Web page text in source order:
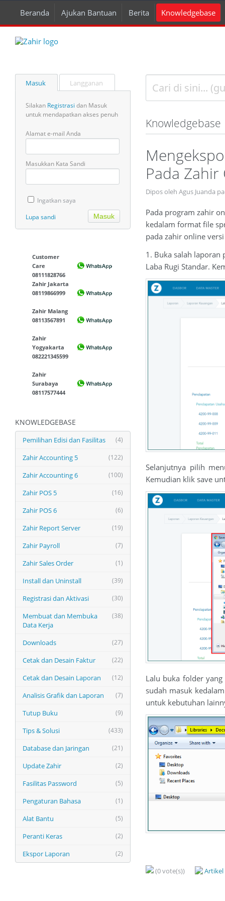
Beranda Ajukan Bantuan Berita Knowledgebase
Masuk Langganan
Silakan Registrasi dan Masuk
untuk mendapatkan akses penuh
Alamat e-mail Anda
Masukkan Kata Sandi
Ingatkan saya
Lupa sandi
Customer
Care
08111828766
Zahir Jakarta
08119866999
Zahir Malang
08113567891
Zahir
Yogyakarta
082221345599
Zahir
Surabaya
08117577444
KNOWLEDGEBASE
(4)
Pemilihan Edisi dan Fasilitas
(122)
Zahir Accounting 5
(100)
Zahir Accounting 6
(16)
Zahir POS 5
(6)
Zahir POS 6
(19)
Zahir Report Server
(7)
Zahir Payroll
(1)
Zahir Sales Order
(39)
Install dan Uninstall
(30)
Registrasi dan Aktivasi
(38)
Membuat dan Membuka
Data Kerja
(27)
Downloads
(22)
Cetak dan Desain Faktur
(12)
Cetak dan Desain Laporan
(7)
Analisis Grafik dan Laporan
(9)
Tutup Buku
(433)
Tips & Solusi
(21)
Database dan Jaringan
(2)
Update Zahir
(5)
Fasilitas Password
(1)
Pengaturan Bahasa
(5)
Alat Bantu
(2)
Peranti Keras
(2)
Ekspor Laporan
Knowledgebase
Pada
Dipos oleh Agus Juanda
Pada program zahir
kedalam format file
pada zahir online
1. Buka salah laporan
Laba Rugi Standar.
Selanjutnya pilih
Kemudian klik save
Lalu buka folder
sudah masuk
untuk kebutuhan
(0 vote(s))